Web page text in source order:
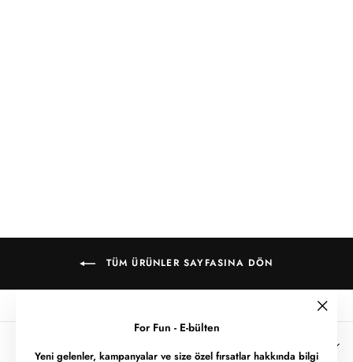
For Fun - E-bülten
Yeni gelenler, kampanyalar ve size özel fırsatlar hakkında bilgi
TÜM ÜRÜNLER SAYFASINA DÖN